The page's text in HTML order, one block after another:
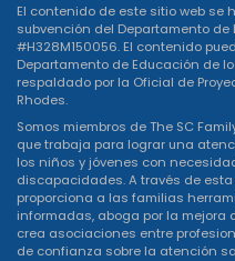
El contenido de este sitio web
subvención del Departamento
#H328M150056. El contenido
Departamento de Educación de
respaldado por la Oficial de
Rhodes.
Somos miembros de The SC
que trabaja para lograr una
los niños y jóvenes con
discapacidades. A través de
proporciona a las familias
informadas, aboga por la mejora
crea asociaciones entre
de confianza sobre la atención